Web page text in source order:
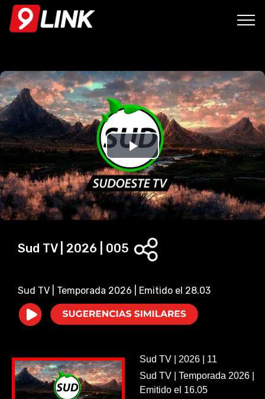
P
l
i
d
o
Sud TV | 2026 | 005
Sud TV | Temporada 2026 | Emitido el 28.03
Sud TV | 2026 | 11
Sud TV | Temporada 2026 |
Emitido el 16.05